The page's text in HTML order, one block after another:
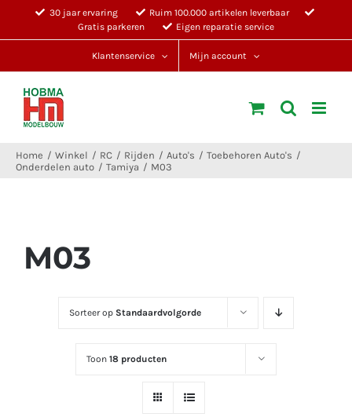
30 jaar ervaring
Ruim 100.000 artikelen leverbaar
Gratis parkeren
Eigen reparatie service
Klantenservice Mijn account
Home Winkel RC Rijden Auto's
Toebehoren Auto's
Onderdelen auto
Tamiya M03
M03
Sorteer op Standaardvolgorde
Toon18 producten